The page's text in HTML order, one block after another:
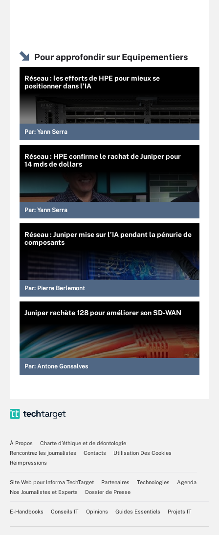
Pour approfondir sur Equipementiers
Réseau : les efforts de HPE pour mieux se
positionner dans l’IA
Par: Yann Serra
Réseau : HPE confirme le rachat de Juniper pour
14 mds de dollars
Par: Yann Serra
Réseau : Juniper mise sur l’IA pendant la pénurie de
composants
Par: Pierre Berlemont
Juniper rachète 128 pour améliorer son SD-WAN
Par: Antone Gonsalves
À Propos
Charte d’éthique et de déontologie
Rencontrez les journalistes
Contacts
Utilisation Des Cookies
Réimpressions
Site Web pour Informa TechTarget Partenaires Technologies
Agenda
Nos Journalistes et Experts
Dossier de Presse
E-Handbooks Conseils IT Opinions Guides Essentiels Projets IT